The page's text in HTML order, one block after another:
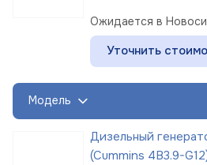
Ожидается в
Уточнить
Модель
Дизельный
(Cummins 4B3.9-